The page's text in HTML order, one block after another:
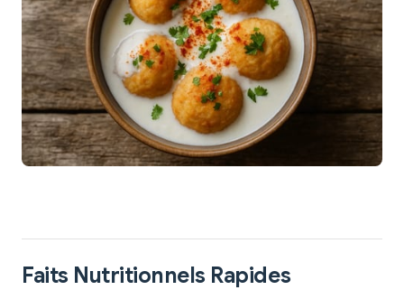
Faits Nutritionnels Rapides